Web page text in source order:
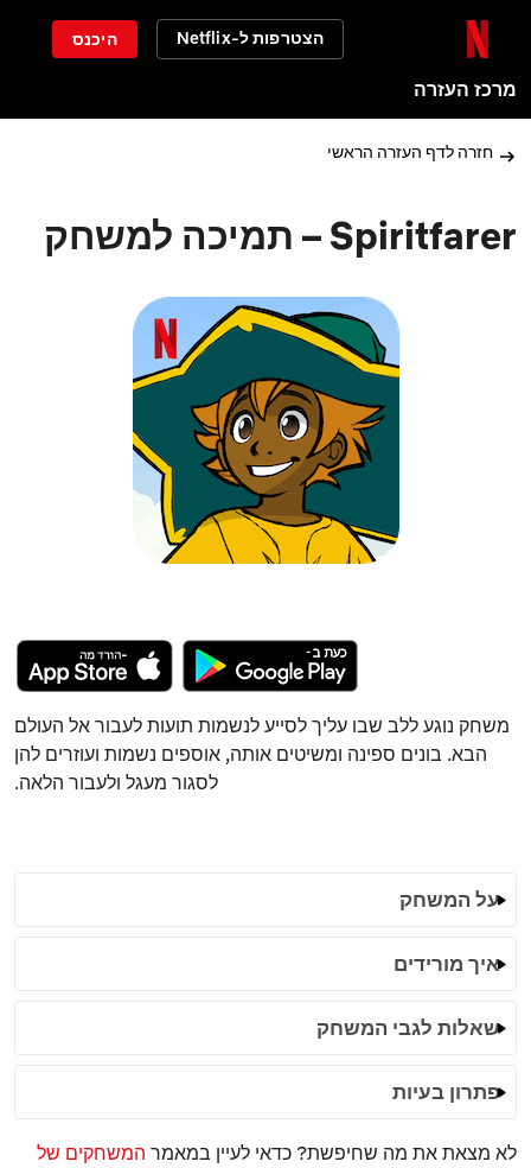
הצטרפות ל-Netflix היכנס
מרכז העזרה
חזרה לדף העזרה הראשי
Spiritfarer – תמיכה למשחק
משחק נוגע ללב שבו עליך לסייע לנשמות תועות לעבור אל העולם
הבא. בונים ספינה ומשיטים אותה, אוספים נשמות ועוזרים להן
לסגור מעגל ולעבור הלאה.
על המשחק
איך מורידים
שאלות לגבי המשחק
פתרון בעיות
לא מצאת את מה שחיפשת? כדאי לעיין במאמר המשחקים של